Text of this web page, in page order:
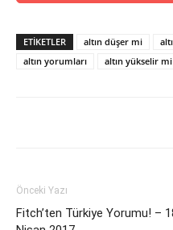
ETİKETLER altın düşer mi
altın yorumları
altın yükselir mi
Önceki Yazı
Fitch’ten Türkiye Yorumu! –